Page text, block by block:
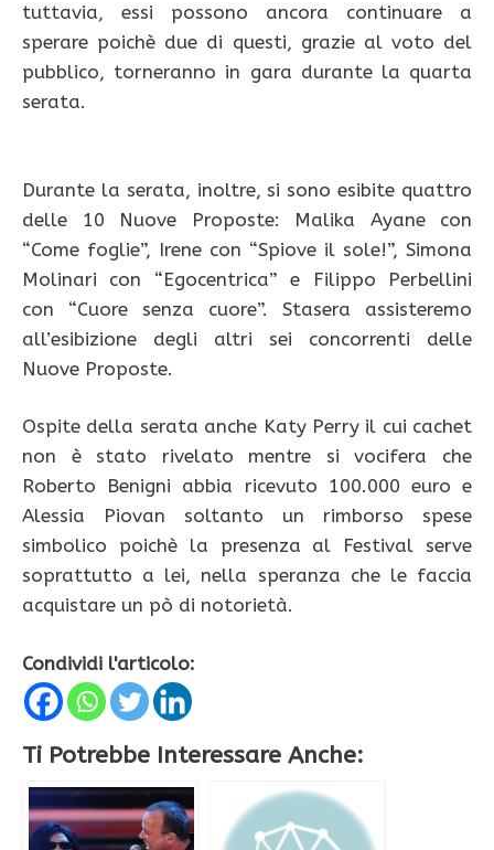
tuttavia, essi possono ancora continuare a
sperare poichè due di questi, grazie al voto del
pubblico, torneranno in gara durante la quarta
serata.
Durante la serata, inoltre, si sono esibite quattro
delle 10 Nuove Proposte: Malika Ayane con
“Come foglie”, Irene con “Spiove il sole!”, Simona
Molinari con “Egocentrica” e Filippo Perbellini
con “Cuore senza cuore”. Stasera assisteremo
all’esibizione degli altri sei concorrenti delle
Nuove Proposte.
Ospite della serata anche Katy Perry il cui cachet
non è stato rivelato mentre si vocifera che
Roberto Benigni abbia ricevuto 100.000 euro e
Alessia Piovan soltanto un rimborso spese
simbolico poichè la presenza al Festival serve
soprattutto a lei, nella speranza che le faccia
acquistare un pò di notorietà.
Condividi l'articolo:
Ti Potrebbe Interessare Anche: